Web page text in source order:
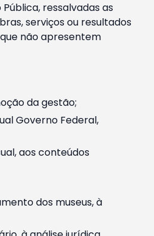
ressalvadas as
serviços ou resultados
não apresentem
da gestão;
Governo Federal,
aos conteúdos
dos museus, à